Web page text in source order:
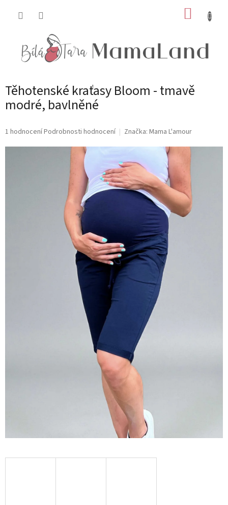
Těhotenské kraťasy Bloom - tmavě
modré, bavlněné
Průměrné
1 hodnoceníPodrobnosti hodnocení Značka: Mama L'amour